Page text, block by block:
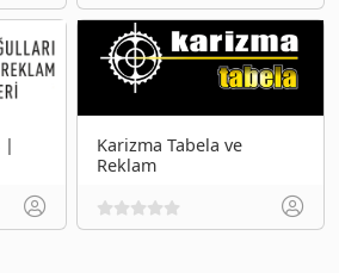
|
Karizma Tabela ve
Reklam